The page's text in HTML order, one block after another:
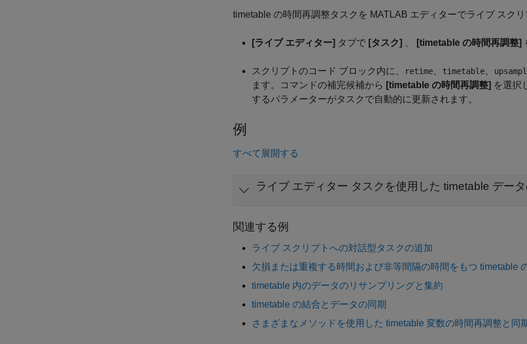
timetable の時間再調整タスクを MATLAB エディターでライブ スク
[ライブ エディター] タブで [タスク] [timetable の時間再調整]
スクリプトのコード ブロック内に、 retime timetable
ます。コマンドの補完候補から [timetable の時間再調整] を選択
するパラメーターがタスクで自動的に更新されます。
例
すべて展開する
ライブ エディター タスクを使用した timetable デー
関連する例
ライブ スクリプトへの対話型タスクの追加
欠損または重複する時間および非等間隔の時間をもつ timetable
timetable 内のデータのリサンプリングと集約
timetable の結合とデータの同期
さまざまなメソッドを使用した timetable 変数の時間再調整と同